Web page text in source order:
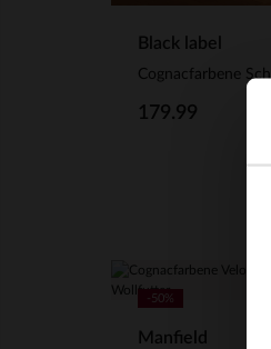
Black label
179.99
Manfield
-50%